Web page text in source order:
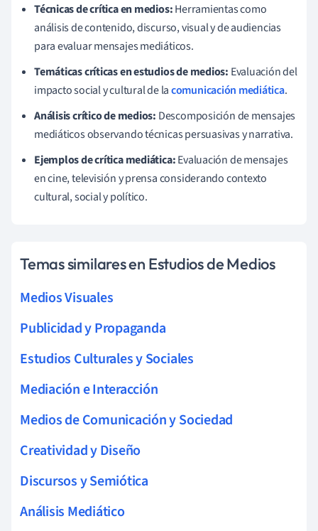
Técnicas de crítica en medios:Herramientas como
análisis de contenido, discurso, visual y de audiencias
para evaluar mensajes mediáticos.
Temáticas críticas en estudios de medios: Evaluación del
impacto social y cultural de lacomunicación mediática.
Análisis crítico de medios: Descomposición de mensajes
mediáticos observando técnicas persuasivas y narrativa.
Ejemplos de crítica mediática:Evaluación de mensajes
en cine, televisión y prensa considerando contexto
cultural, social y político.
Temas similares en Estudios de Medios
Medios Visuales
Publicidad y Propaganda
Estudios Culturales y Sociales
Mediación e Interacción
Medios de Comunicación y Sociedad
Creatividad y Diseño
Discursos y Semiótica
Análisis Mediático